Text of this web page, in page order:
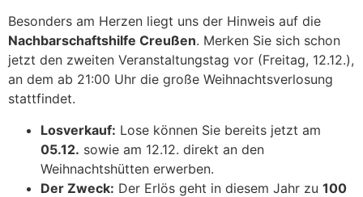
Besonders am Herzen liegt uns der Hinweis auf die
Nachbarschaftshilfe Creußen. Merken Sie sich schon
jetzt den zweiten Veranstaltungstag vor (Freitag, 12.12.),
an dem ab 21:00 Uhr die große Weihnachtsverlosung
stattfindet.
Losverkauf: Lose können Sie bereits jetzt am
05.12. sowie am 12.12. direkt an den
Weihnachtshütten erwerben.
Der Zweck: Der Erlös geht in diesem Jahr zu 100